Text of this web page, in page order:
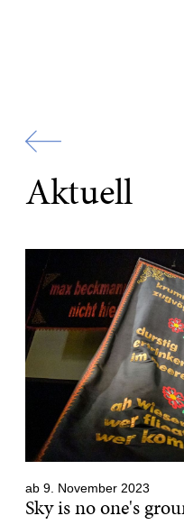
Aktuell
ab 9. November 2023
Sky is no one's